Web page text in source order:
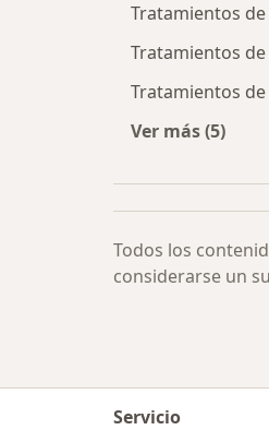
Tratamientos
Tratamientos
Tratamientos
Ver más (5)
Todos los
considerarse un
Servicio